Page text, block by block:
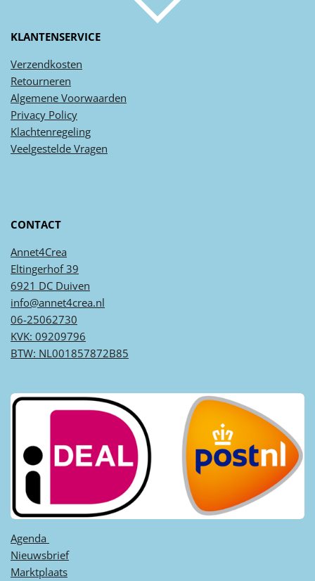
KLANTENSERVICE
Verzendkosten
Retourneren
Algemene Voorwaarden
Privacy Policy
Klachtenregeling
Veelgestelde Vragen
CONTACT
Annet4Crea
Eltingerhof 39
6921 DC Duiven
info@annet4crea.nl
06-25062730
KVK: 09209796
BTW: NL001857872B85
Agenda ​
Nieuwsbrief
Marktplaats